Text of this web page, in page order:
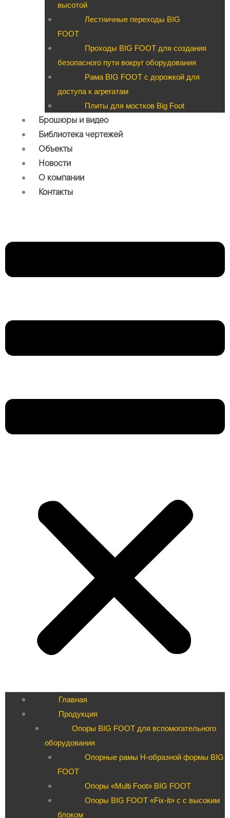
высотой
Лестничные переходы BIG
FOOT
Проходы BIG FOOT для создания
безопасного пути вокруг оборудования
Рама BIG FOOT с дорожкой для
доступа к агрегатам
Плиты для мостков Big Foot
Брошюры и видео
Библиотека чертежей
Объекты
Новости
О компании
Контакты
Главная
Продукция
Опоры BIG FOOT для вспомогательного
оборудования
Опорные рамы H-образной формы BIG
FOOT
Опоры «Multi Foot» BIG FOOT
Опоры BIG FOOT «Fix-it» c с высоким
блоком